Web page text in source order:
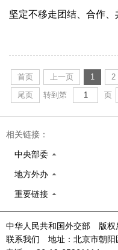
坚定不移走团结、合作、
首页 上一页 1 2
尾页
转到第 页
相关链接：
中央部委
地方外办
重要链接
中华人民共和国外交部 版权
联系我们 地址：北京市朝